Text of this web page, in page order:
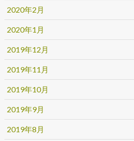
2020年2月
2020年1月
2019年12月
2019年11月
2019年10月
2019年9月
2019年8月